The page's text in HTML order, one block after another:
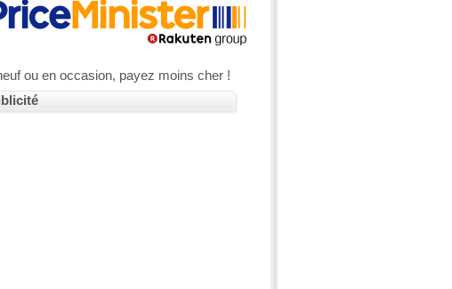
ou en occasion, payez moins cher !